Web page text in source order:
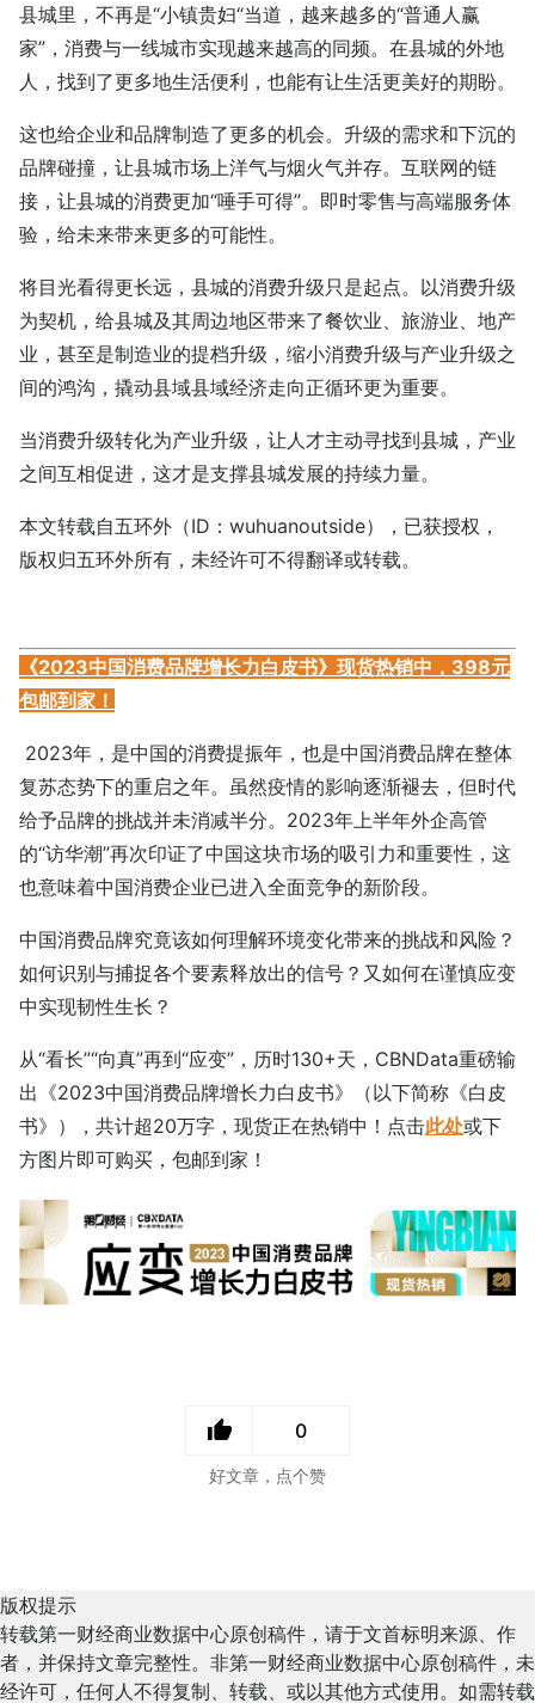
县城里，不再是“小镇贵妇“当道，越来越多的“普通人赢
家”，消费与一线城市实现越来越高的同频。在县城的外地
人，找到了更多地生活便利，也能有让生活更美好的期盼。
这也给企业和品牌制造了更多的机会。升级的需求和下沉的
品牌碰撞，让县城市场上洋气与烟火气并存。互联网的链
接，让县城的消费更加“唾手可得”。即时零售与高端服务体
验，给未来带来更多的可能性。
将目光看得更长远，县城的消费升级只是起点。以消费升级
为契机，给县城及其周边地区带来了餐饮业、旅游业、地产
业，甚至是制造业的提档升级，缩小消费升级与产业升级之
间的鸿沟，撬动县域县域经济走向正循环更为重要。
当消费升级转化为产业升级，让人才主动寻找到县城，产业
之间互相促进，这才是支撑县城发展的持续力量。
本文转载自五环外 （ID：wuhuanoutside），已获授权，
版权归五环外所有，未经许可不得翻译或转载。
《2023中国消费品牌增长力白皮书》现货热销中，398元
包邮到家！
2023年，是中国的消费提振年，也是中国消费品牌在整体
复苏态势下的重启之年。虽然疫情的影响逐渐褪去，但时代
给予品牌的挑战并未消减半分。2023年上半年外企高管
的“访华潮”再次印证了中国这块市场的吸引力和重要性，这
也意味着中国消费企业已进入全面竞争的新阶段。
中国消费品牌究竟该如何理解环境变化带来的挑战和风险？
如何识别与捕捉各个要素释放出的信号？又如何在谨慎应变
中实现韧性生长？
从“看长”“向真”再到“应变”，历时130+天，CBNData重磅输
出《2023中国消费品牌增长力白皮书》（以下简称《白皮
书》），共计超20万字，现货正在热销中！点击此处或下
方图片即可购买，包邮到家！
0
好文章，点个赞
版权提示
转载第一财经商业数据中心原创稿件，请于文首标明来源、作
者，并保持文章完整性。非第一财经商业数据中心原创稿件，未
经许可，任何人不得复制、转载、或以其他方式使用。如需转载